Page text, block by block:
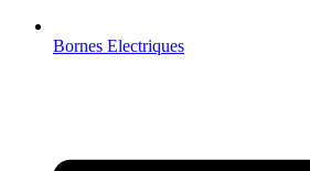
Bornes Electriques